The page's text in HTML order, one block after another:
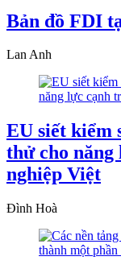
Bản đồ FDI
Lan Anh
EU siết kiểm
thử cho năng
nghiệp Việt
Đình Hoà